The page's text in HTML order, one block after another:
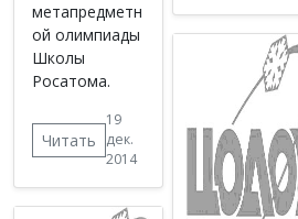
метапредметн
ой олимпиады
Школы
Росатома.
Читать
19
дек.
2014